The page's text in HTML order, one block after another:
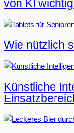
von KI
Wie nützlich
Künstliche